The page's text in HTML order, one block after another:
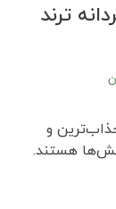
ترند
و
هستند.